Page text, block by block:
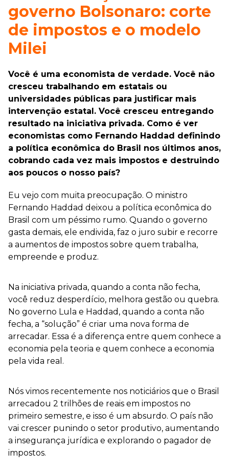
governo Bolsonaro: corte
de impostos e o modelo
Milei
Você é uma economista de verdade. Você não
cresceu trabalhando em estatais ou
universidades públicas para justificar mais
intervenção estatal. Você cresceu entregando
resultado na iniciativa privada. Como é ver
economistas como Fernando Haddad definindo
a política econômica do Brasil nos últimos anos,
cobrando cada vez mais impostos e destruindo
aos poucos o nosso país?
Eu vejo com muita preocupação. O ministro
Fernando Haddad deixou a política econômica do
Brasil com um péssimo rumo. Quando o governo
gasta demais, ele endivida, faz o juro subir e recorre
a aumentos de impostos sobre quem trabalha,
empreende e produz.
Na iniciativa privada, quando a conta não fecha,
você reduz desperdício, melhora gestão ou quebra.
No governo Lula e Haddad, quando a conta não
fecha, a “solução” é criar uma nova forma de
arrecadar. Essa é a diferença entre quem conhece a
economia pela teoria e quem conhece a economia
pela vida real.
Nós vimos recentemente nos noticiários que o Brasil
arrecadou 2 trilhões de reais em impostos no
primeiro semestre, e isso é um absurdo. O país não
vai crescer punindo o setor produtivo, aumentando
a insegurança jurídica e explorando o pagador de
impostos.